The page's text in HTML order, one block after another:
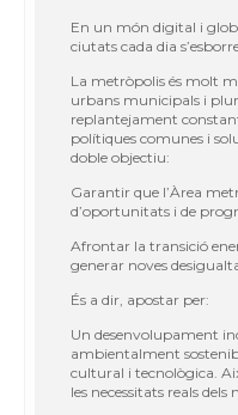
En un món digital i
ciutats cada dia s’
La metròpolis és molt m
urbans municipals i
replantejament
polítiques comunes i
doble objectiu:
Garantir que l’Àrea
d’oportunitats i de progr
Afrontar la transició
generar noves
És a dir, apostar per:
Un desenvolupament
ambientalment
cultural i tecnològica.
les necessitats reals dels